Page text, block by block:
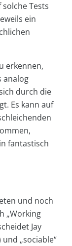
Tests
ein
erkennen,
analog
durch die
Es kann auf
fantastisch
und noch
„Working
Jay
„sociable“